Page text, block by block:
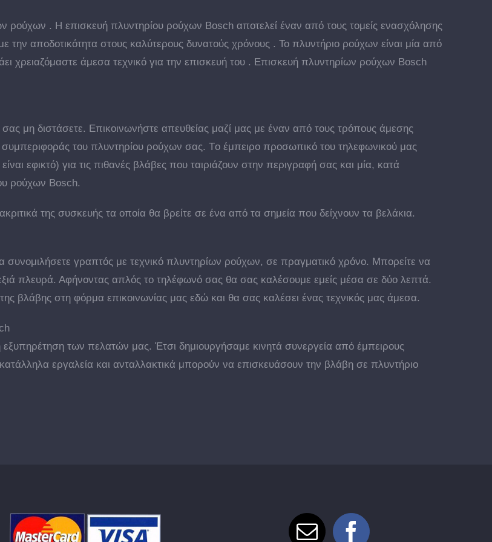
ρούχων . Η επισκευή πλυντηρίου ρούχων Bosch αποτελεί έναν από τους τομείς ενασχόλησης
αποδοτικότητα στους καλύτερους δυνατούς χρόνους . Το πλυντήριο ρούχων είναι μία από
χρειαζόμαστε άμεσα τεχνικό για την επισκευή του . Επισκευή πλυντηρίων ρούχων Bosch
μη διστάσετε. Επικοινωνήστε απευθείας μαζί μας με έναν από τους τρόπους άμεσης
του πλυντηρίου ρούχων σας. Tο έμπειρο προσωπικό του τηλεφωνικού μας
εφικτό) για τις πιθανές βλάβες που ταιριάζουν στην περιγραφή σας και μία, κατά
ρούχων Bosch.
της συσκευής τα οποία θα βρείτε σε ένα από τα σημεία που δείχνουν τα βελάκια.
γραπτός με τεχνικό πλυντηρίων ρούχων, σε πραγματικό χρόνο. Μπορείτε να
πλευρά. Αφήνοντας απλός το τηλέφωνό σας θα σας καλέσουμε εμείς μέσα σε δύο λεπτά.
βλάβης στη φόρμα επικοινωνίας μας εδώ και θα σας καλέσει ένας τεχνικός μας άμεσα.
των πελατών μας. Έτσι δημιουργήσαμε κινητά συνεργεία από έμπειρους
εργαλεία και ανταλλακτικά μπορούν να επισκευάσουν την βλάβη σε πλυντήριο